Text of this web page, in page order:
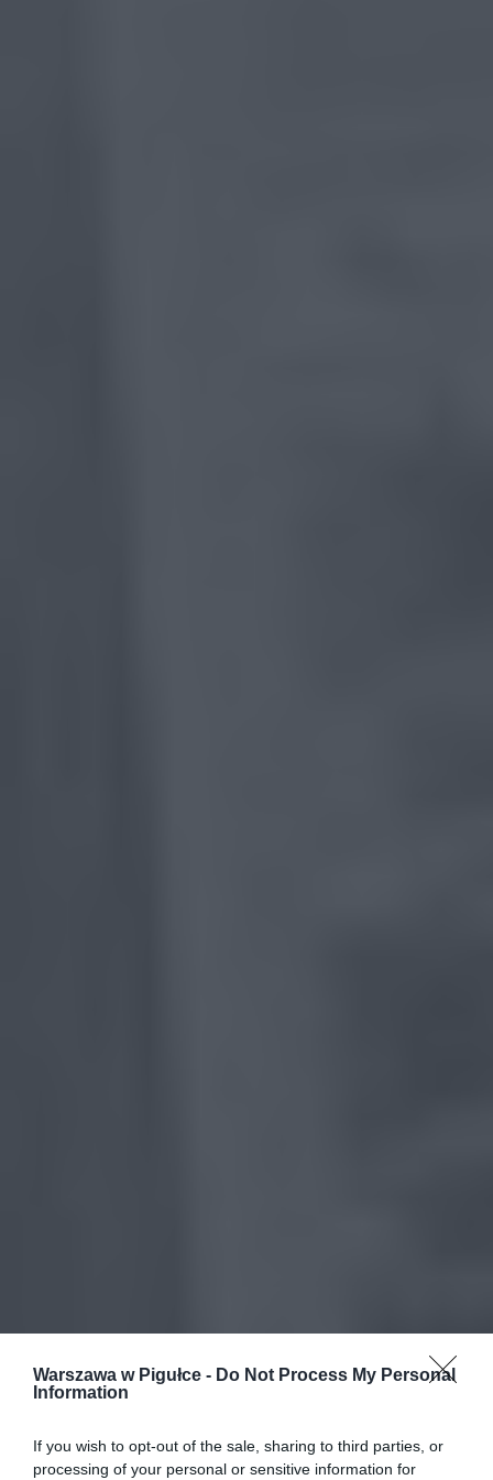
Warszawa w Pigułce - Do Not Process My Personal
Information
If you wish to opt-out of the sale, sharing to third parties, or
processing of your personal or sensitive information for